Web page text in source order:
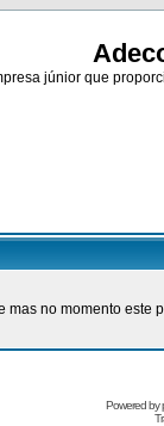
júnior que
mas no momento este
Powered by